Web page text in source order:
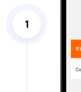
1